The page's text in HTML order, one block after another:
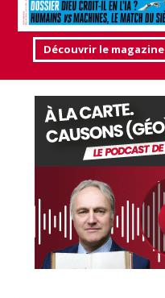
Découvrir le magazine